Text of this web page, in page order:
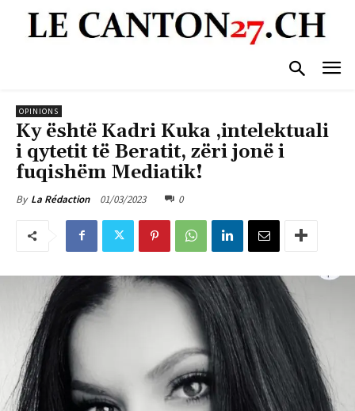
OPINIONS
Ky është Kadri Kuka ,intelektuali
i qytetit të Beratit, zëri jonë i
fuqishëm Mediatik!
By La Rédaction 01/03/2023 0